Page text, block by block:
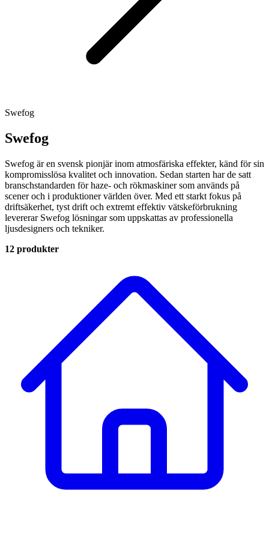
Swefog
Swefog
Swefog är en svensk pionjär inom atmosfäriska effekter, känd för sin
kompromisslösa kvalitet och innovation. Sedan starten har de satt
branschstandarden för haze- och rökmaskiner som används på
scener och i produktioner världen över. Med ett starkt fokus på
driftsäkerhet, tyst drift och extremt effektiv vätskeförbrukning
levererar Swefog lösningar som uppskattas av professionella
ljusdesigners och tekniker.
12 produkter